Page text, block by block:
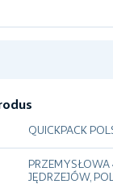
QUICKPACK
JĘDRZEJÓW,